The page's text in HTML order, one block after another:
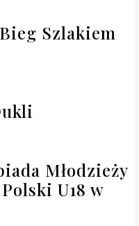
Szlakiem
Młodzieży
U18 w